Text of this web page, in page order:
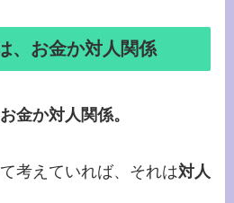
、お金か対人関係
お金か対人関係。
考えていれば、それは対人